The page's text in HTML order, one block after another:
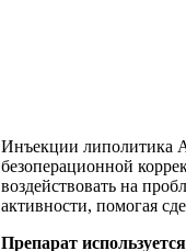
Инъекции липолитика
безоперационной
воздействовать на
активности, помогая
Препарат